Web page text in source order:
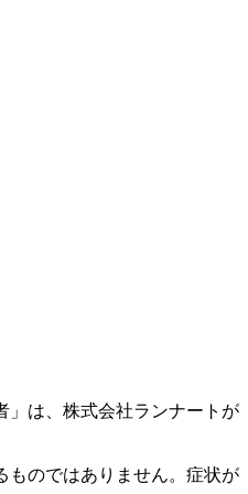
」は、株式会社ランナートが
ものではありません。症状が